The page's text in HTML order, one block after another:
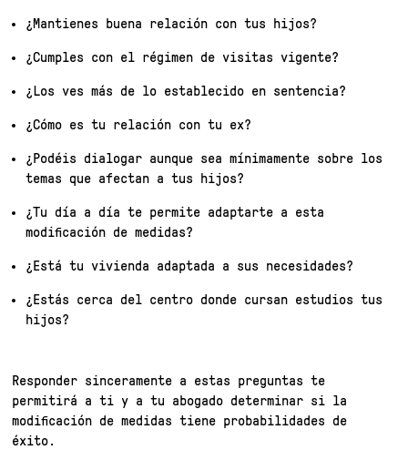
¿Mantienes buena relación con tus hijos?
¿Cumples con el régimen de visitas vigente?
¿Los ves más de lo establecido en sentencia?
¿Cómo es tu relación con tu ex?
¿Podéis dialogar aunque sea mínimamente sobre los
temas que afectan a tus hijos?
¿Tu día a día te permite adaptarte a esta
modificación de medidas?
¿Está tu vivienda adaptada a sus necesidades?
¿Estás cerca del centro donde cursan estudios tus
hijos?
Responder sinceramente a estas preguntas te
permitirá a ti y a tu abogado determinar si la
modificación de medidas tiene probabilidades de
éxito.